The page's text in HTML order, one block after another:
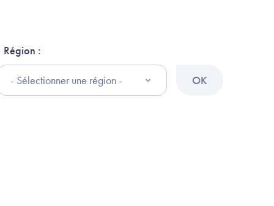
Région :
OK